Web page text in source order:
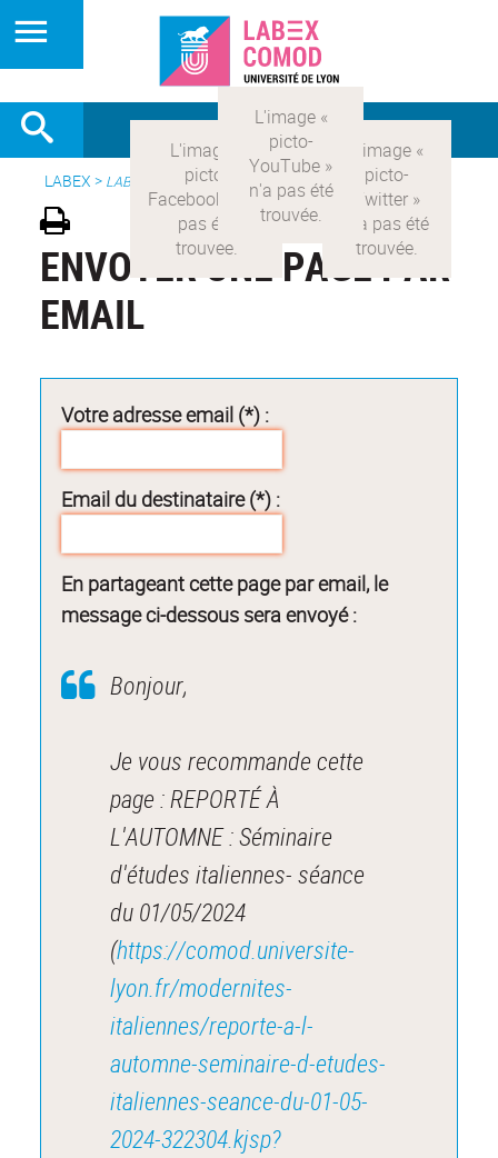
LABEX > LABEX COMOD
ENVOYER UNE PAGE PAR
EMAIL
Votre adresse email (*) :
Email du destinataire (*) :
En partageant cette page par email, le
message ci-dessous sera envoyé :
Bonjour,
Je vous recommande cette
page : REPORTÉ À
L'AUTOMNE : Séminaire
d'études italiennes- séance
du 01/05/2024
(https://comod.universite-
lyon.fr/modernites-
italiennes/reporte-a-l-
automne-seminaire-d-etudes-
italiennes-seance-du-01-05-
2024-322304.kjsp?